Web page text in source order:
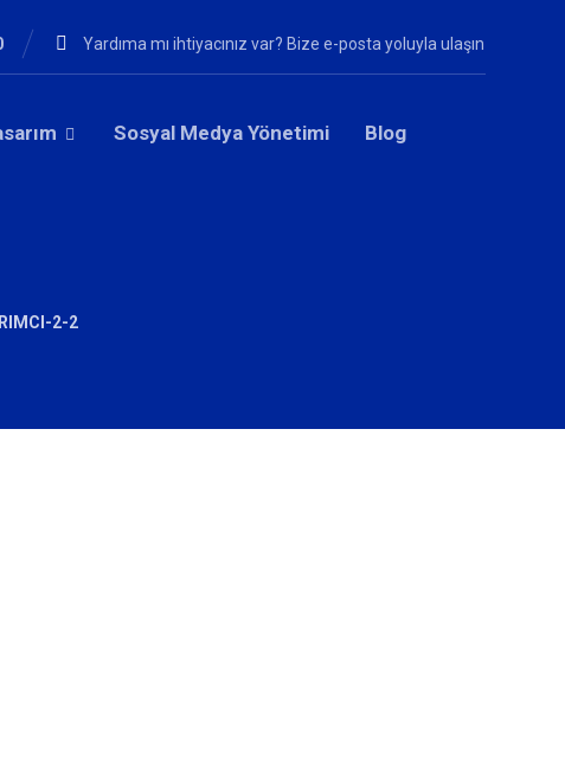
Yardıma mı ihtiyacınız var? Bize e-posta yoluyla ulaşın
Sosyal Medya Yönetimi Blog
2-2